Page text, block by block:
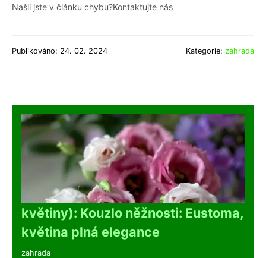
Našli jste v článku chybu?Kontaktujte nás
Publikováno: 24. 02. 2024 Kategorie: zahrada
květiny): Kouzlo něžnosti: Eustoma,
květina plná elegance
zahrada